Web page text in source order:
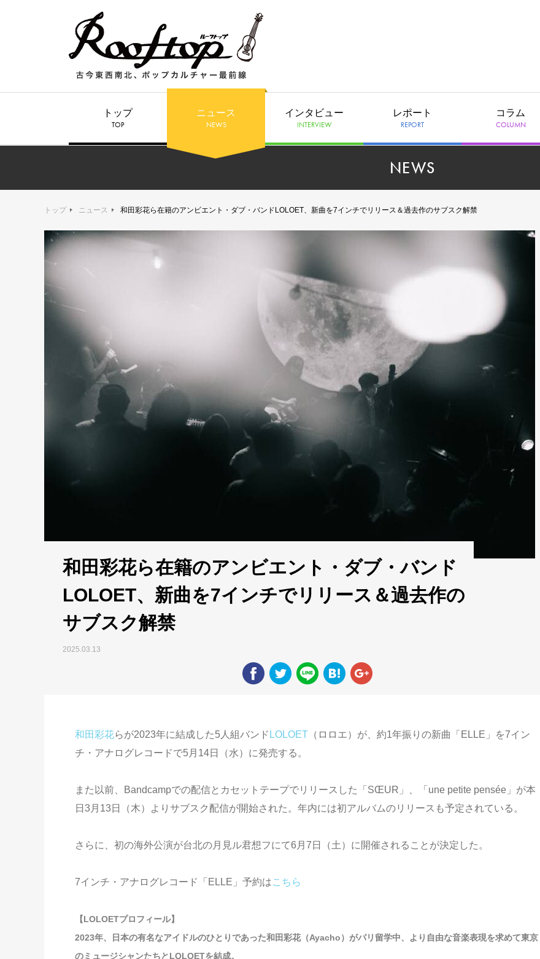
トップ
TOP
ニュース
NEWS
インタビュー
INTERVIEW
レポート
REPORT
コラム
COLUMN
NEWS
トップ ニュース 和田彩花ら在籍のアンビエント・ダブ・バンドLOLOET、新曲を7インチでリリース＆過去作のサブスク解禁
和田彩花ら在籍のアンビエント・ダブ・バンド
LOLOET、新曲を7インチでリリース＆過去作の
サブスク解禁
2025.03.13
和田彩花らが2023年に結成した5人組バンド LOLOET （ロロエ）が、約1年振りの新曲「ELLE」を7イン
チ・アナログレコードで5月14日（水）に発売する。
また以前、Bandcampでの配信とカセットテープでリリースした「SŒUR」、「une petite pensée」が本
日3月13日（木）よりサブスク配信が開始された。年内には初アルバムのリリースも予定されている。
さらに、初の海外公演が台北の月見ル君想フにて6月7日（土）に開催されることが決定した。
7インチ・アナログレコード「ELLE」予約はこちら
【LOLOETプロフィール】
2023年、日本の有名なアイドルのひとりであった和田彩花（Ayacho）がパリ留学中、より自由な音楽表現を求めて東京
のミュージシャンたちとLOLOETを結成。